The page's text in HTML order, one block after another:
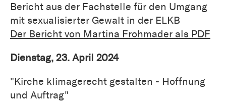
Bericht aus der Fachstelle für den Umgang
mit sexualisierter Gewalt in der ELKB
Der Bericht von Martina Frohmader als PDF
Dienstag, 23. April 2024
"Kirche klimagerecht gestalten - Hoffnung
und Auftrag"